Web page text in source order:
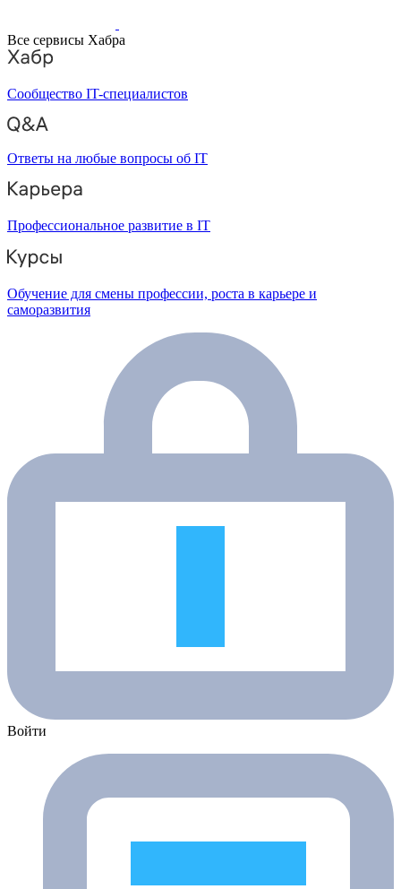
Все сервисы Хабра
Сообщество IT-специалистов
Ответы на любые вопросы об IT
Профессиональное развитие в IT
Обучение для смены профессии, роста в карьере и
саморазвития
Войти